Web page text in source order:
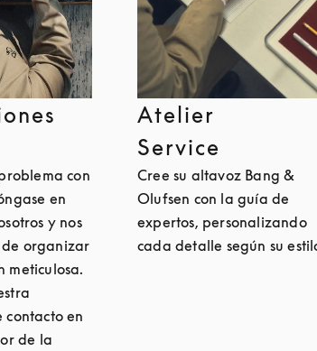
con
en
y nos
organizar
meticulosa.
contacto en
de la
Atelier
Service
Cree su altavoz Bang &
Olufsen con la guía de
expertos, personalizando
cada detalle según su